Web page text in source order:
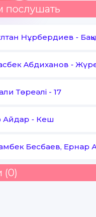
послушать
Нұрбердиев -
Абдиханов -
Төреәлі - 17
Айдар - Кеш
Бесбаев, Ернар
(0)